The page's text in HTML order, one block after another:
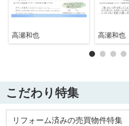
高瀬和也 高瀬和也
こだわり特集
リフォーム済みの売買物件特集